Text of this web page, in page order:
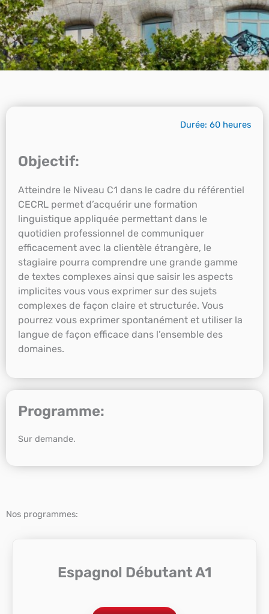
Durée: 60 heures
Objectif:
Atteindre le Niveau C1 dans le cadre du référentiel
CECRL permet d’acquérir une formation
linguistique appliquée permettant dans le
quotidien professionnel de communiquer
efficacement avec la clientèle étrangère, le
stagiaire pourra comprendre une grande gamme
de textes complexes ainsi que saisir les aspects
implicites vous vous exprimer sur des sujets
complexes de façon claire et structurée. Vous
pourrez vous exprimer spontanément et utiliser la
langue de façon efficace dans l’ensemble des
domaines.
Programme:
Sur demande.
Nos programmes:
Espagnol Débutant A1